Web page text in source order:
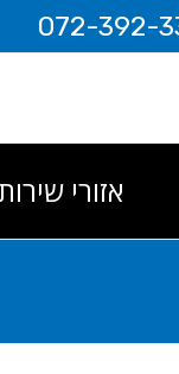
אזורי